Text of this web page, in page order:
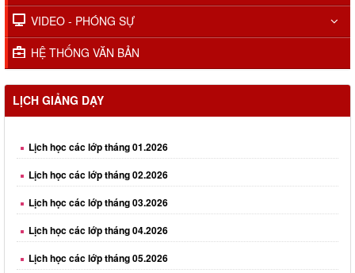
VIDEO - PHÓNG SỰ
HỆ THỐNG VĂN BẢN
LỊCH GIẢNG DẠY
Lịch học các lớp tháng 02.2026
Lịch học các lớp tháng 03.2026
Lịch học các lớp tháng 04.2026
Lịch học các lớp tháng 05.2026
Lịch học các lớp tháng 06.2026